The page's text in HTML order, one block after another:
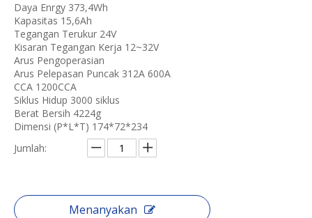
Daya Enrgy 373,4Wh
Kapasitas 15,6Ah
Tegangan Terukur 24V
Kisaran Tegangan Kerja 12~32V
Arus Pengoperasian
Arus Pelepasan Puncak 312A 600A
CCA 1200CCA
Siklus Hidup 3000 siklus
Berat Bersih 4224g
Dimensi (P*L*T) 174*72*234
Jumlah:
Menanyakan